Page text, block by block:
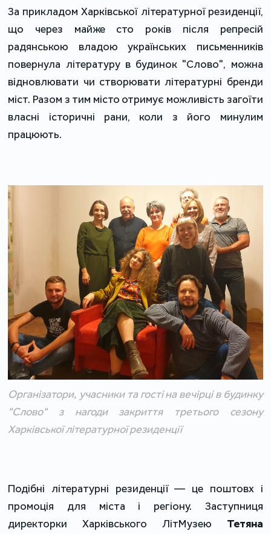
За прикладом Харківської літературної резиденції,
що через майже сто років після репресій
радянською владою українських письменників
повернула літературу в будинок "Слово", можна
відновлювати чи створювати літературні бренди
міст. Разом з тим місто отримує можливість загоїти
власні історичні рани, коли з його минулим
працюють.
Організатори, учасники та гості на вечірці в будинку
"Слово" з нагоди закриття третього сезону
Харківської літературної резиденції
Подібні літературні резиденції ― це поштовх і
промоція для міста і регіону. Заступниця
директорки Харківського ЛітМузею Тетяна